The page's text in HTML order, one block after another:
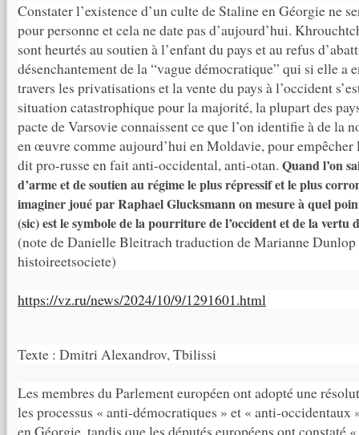
Constater l’existence d’un culte de Staline en Géorgie ne
pour personne et cela ne date pas d’aujourd’hui.
sont heurtés au soutien à l’enfant du pays et au refus
désenchantement de la “vague démocratique” qui si elle a
travers les privatisations et la vente du pays à l’occident
situation catastrophique pour la majorité, la plupart des
pacte de Varsovie connaissent ce que l’on identifie à de la
en œuvre comme aujourd’hui en Moldavie, pour empêcher
dit pro-russe en fait anti-occidental, anti-otan. Quand l’on
d’arme et de soutien au régime le plus répressif et le plus
imaginer joué par Raphael Glucksmann on mesure à quel
(sic) est le symbole de la pourriture de l’occident et de la vertu
(note de Danielle Bleitrach traduction de Marianne
histoireetsociete)
https://vz.ru/news/2024/10/9/1291601.html
Texte : Dmitri Alexandrov, Tbilissi
Les membres du Parlement européen ont adopté une
les processus « anti-démocratiques » et « anti-occidentaux
en Géorgie, tandis que les députés européens ont constaté